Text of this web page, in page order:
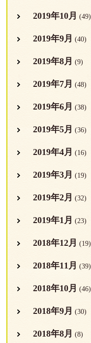
2019年10月 (49)
2019年9月 (40)
2019年8月 (9)
2019年7月 (48)
2019年6月 (38)
2019年5月 (36)
2019年4月 (16)
2019年3月 (19)
2019年2月 (32)
2019年1月 (23)
2018年12月 (19)
2018年11月 (39)
2018年10月 (46)
2018年9月 (30)
2018年8月 (8)